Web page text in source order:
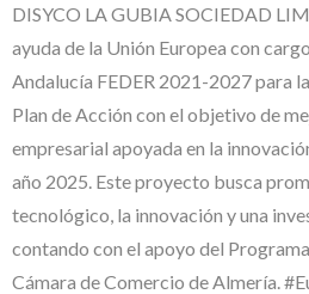
DISYCO LA GUBIA SOCIEDAD
ayuda de la Unión Europea con
Andalucía FEDER 2021-2027 para
Plan de Acción con el objetivo de
empresarial apoyada en la
año 2025. Este proyecto busca
tecnológico, la innovación y una
contando con el apoyo del
Cámara de Comercio de Almería.